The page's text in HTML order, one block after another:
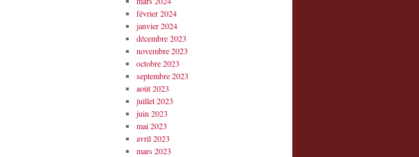
février 2024
janvier 2024
décembre 2023
novembre 2023
octobre 2023
septembre 2023
août 2023
juillet 2023
juin 2023
mai 2023
avril 2023
mars 2023